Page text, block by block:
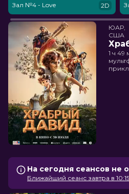
Зал №4 - Love 2D
ЮАР,
США
1 ч 49
На сегодня сеансов не
Ближайший сеанс завтра в 10:15